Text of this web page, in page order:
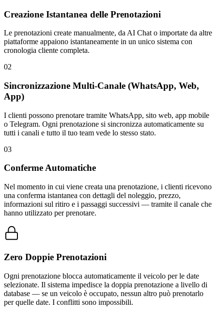
Creazione Istantanea delle Prenotazioni
Le prenotazioni create manualmente, da AI Chat o importate da altre
piattaforme appaiono istantaneamente in un unico sistema con
cronologia cliente completa.
02
Sincronizzazione Multi-Canale (WhatsApp, Web,
App)
I clienti possono prenotare tramite WhatsApp, sito web, app mobile
o Telegram. Ogni prenotazione si sincronizza automaticamente su
tutti i canali e tutto il tuo team vede lo stesso stato.
03
Conferme Automatiche
Nel momento in cui viene creata una prenotazione, i clienti ricevono
una conferma istantanea con dettagli del noleggio, prezzo,
informazioni sul ritiro e i passaggi successivi — tramite il canale che
hanno utilizzato per prenotare.
Zero Doppie Prenotazioni
Ogni prenotazione blocca automaticamente il veicolo per le date
selezionate. Il sistema impedisce la doppia prenotazione a livello di
database — se un veicolo è occupato, nessun altro può prenotarlo
per quelle date. I conflitti sono impossibili.